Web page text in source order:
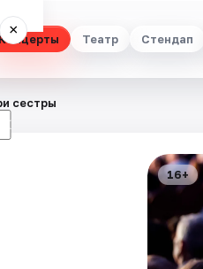
Концерты Театр Стендап
×
☾
сестры
16+